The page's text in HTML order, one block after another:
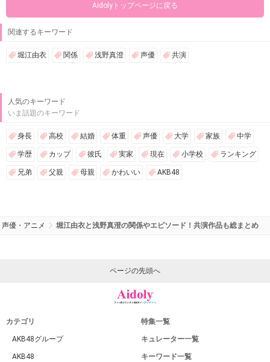
Aidolyトップページに戻る
関連するキーワード
堀江由衣 関係 浅野真澄 声優 共演
人気のキーワード
いま話題のキーワード
身長 高校 結婚 体重 声優 大学 家族 中学
学歴 カップ 彼氏 実家 現在 小学校 ランキング
兄弟 父親 母親 かわいい AKB48
声優・アニメ 堀江由衣と浅野真澄の関係やエピソード！共演作品も総まとめ
ページの先頭へ
カテゴリ
AKB48グループ
AKB48
特集一覧
キュレーター一覧
キーワード一覧